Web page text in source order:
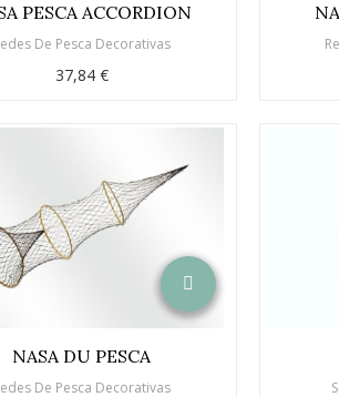
PESCA ACCORDION
De Pesca Decorativas
37,84 €
NASA DU PESCA
De Pesca Decorativas